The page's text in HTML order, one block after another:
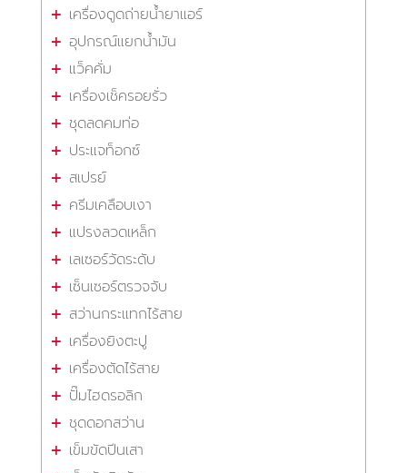
เครื่องดูดถ่ายน้ำยาแอร์
อุปกรณ์แยกน้ำมัน
แว็คคั่ม
เครื่องเช็ครอยรั่ว
ชุดลดคมท่อ
ประแจท็อกซ์
สเปรย์
ครีมเคลือบเงา
แปรงลวดเหล็ก
เลเซอร์วัดระดับ
เซ็นเซอร์ตรวจจับ
สว่านกระแทกไร้สาย
เครื่องยิงตะปู
เครื่องตัดไร้สาย
ปั๊มไฮดรอลิก
ชุดดอกสว่าน
เข็มขัดปีนเสา